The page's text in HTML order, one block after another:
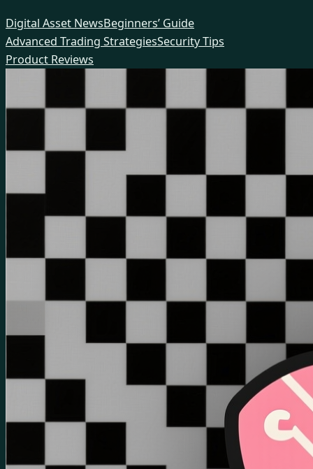
to
content
Digital Asset NewsBeginners’ Guide
Advanced Trading StrategiesSecurity Tips
Product Reviews